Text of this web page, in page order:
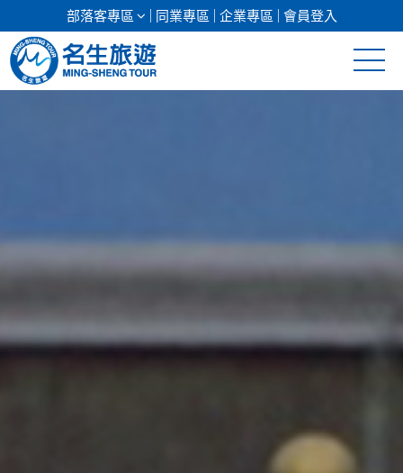
部落客專區 同業專區 企業專區 會員登入
海島假期
東南亞